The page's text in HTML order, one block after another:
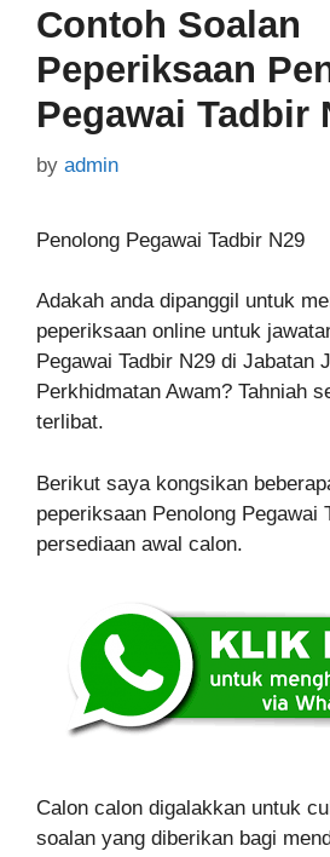
Contoh Soalan
Peperiksaan
Pegawai Tadbir
by admin
Penolong Pegawai Tadbir N29
Adakah anda dipanggil untuk
peperiksaan online untuk
Pegawai Tadbir N29 di Jabatan
Perkhidmatan Awam? Tahniah
terlibat.
Berikut saya kongsikan
peperiksaan Penolong Pegawai
persediaan awal calon.
Calon calon digalakkan untuk
soalan yang diberikan bagi